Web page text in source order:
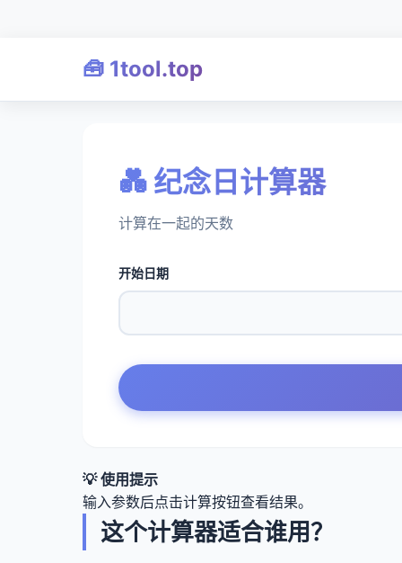
🧰 1tool.top
💑 纪念日计算器
计算在一起的天数
开始日期
💡 使用提示
输入参数后点击计算按钮查看结果。
这个计算器适合谁用？